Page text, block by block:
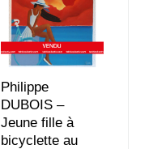
Philippe
DUBOIS –
Jeune fille à
bicyclette au